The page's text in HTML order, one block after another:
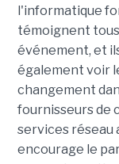
l'informatique
témoignent
événement, et
également voir
changement
fournisseurs de
services réseau
encourage le